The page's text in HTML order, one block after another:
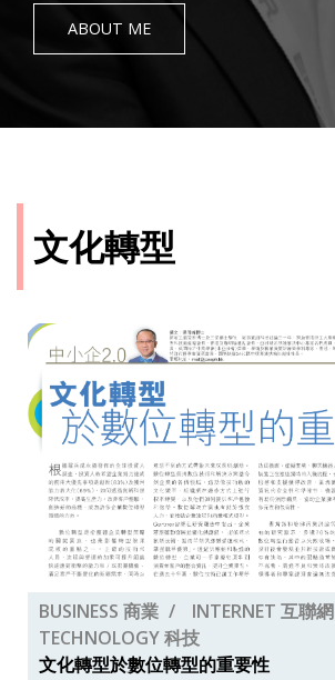
ABOUT ME
文化轉型
BUSINESS 商業
INTERNET 互聯網
TECHNOLOGY 科技
文化轉型於數位轉型的重要性